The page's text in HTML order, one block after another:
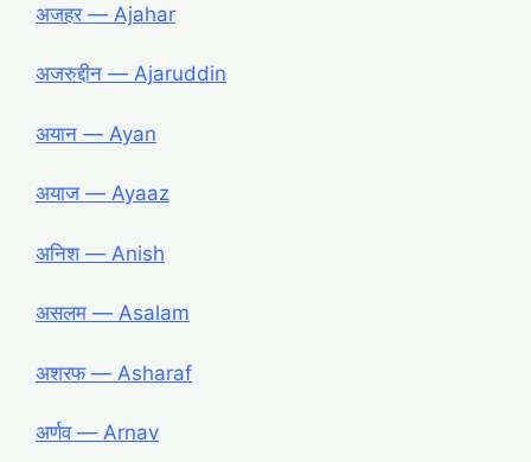
अजहर ― Ajahar
अजरुद्दीन ― Ajaruddin
अयान ― Ayan
अयाज ― Ayaaz
अनिश ― Anish
असलम ― Asalam
अशरफ ― Asharaf
अर्णव ― Arnav